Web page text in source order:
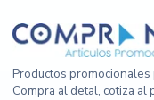
Productos promocionales
Compra al detal, cotiza al